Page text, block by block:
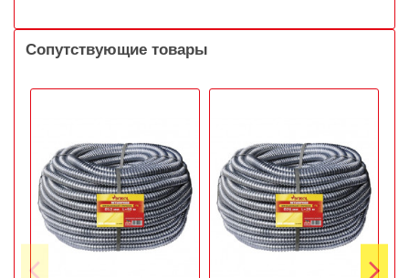
Сопутствующие товары